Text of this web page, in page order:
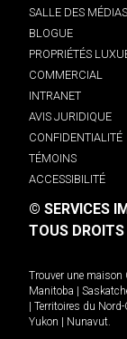
SALLE DES MÉDIAS
BLOGUE
PROPRIÉTÉS
COMMERCIAL
INTRANET
AVIS JURIDIQUE
CONFIDENTIALITÉ
TÉMOINS
ACCESSIBILITÉ
© SERVICES
TOUS DROITS
Trouver une maison
Manitoba
Territoires du
Yukon
Nunavut.